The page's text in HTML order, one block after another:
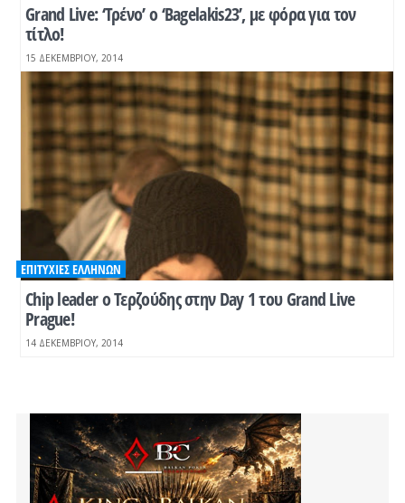
Grand Live: ‘Τρένο’ ο ‘Bagelakis23’, με φόρα για τον
τίτλο!
15 ΔΕΚΕΜΒΡΊΟΥ, 2014
Chip leader ο Τερζούδης στην Day 1 του Grand Live
Prague!
ΕΠΙΤΥΧΊΕΣ ΕΛΛΉΝΩΝ
14 ΔΕΚΕΜΒΡΊΟΥ, 2014